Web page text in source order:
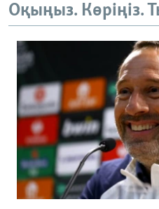
Оқыңыз. Көріңіз.